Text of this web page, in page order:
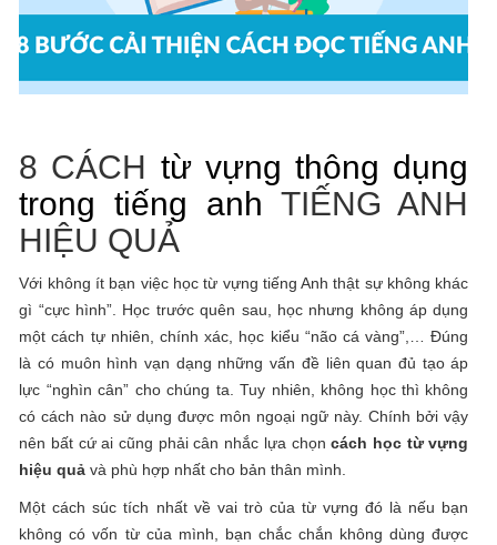
8 CÁCH từ vựng thông dụng
trong tiếng anh TIẾNG ANH
HIỆU QUẢ
Với không ít bạn việc học từ vựng tiếng Anh thật sự không khác
gì “cực hình”. Học trước quên sau, học nhưng không áp dụng
một cách tự nhiên, chính xác, học kiểu “não cá vàng”,… Đúng
là có muôn hình vạn dạng những vấn đề liên quan đủ tạo áp
lực “nghìn cân” cho chúng ta. Tuy nhiên, không học thì không
có cách nào sử dụng được môn ngoại ngữ này. Chính bởi vậy
nên bất cứ ai cũng phải cân nhắc lựa chọncách học từ vựng
hiệu quả và phù hợp nhất cho bản thân mình.
Một cách súc tích nhất về vai trò của từ vựng đó là nếu bạn
không có vốn từ của mình, bạn chắc chắn không dùng được